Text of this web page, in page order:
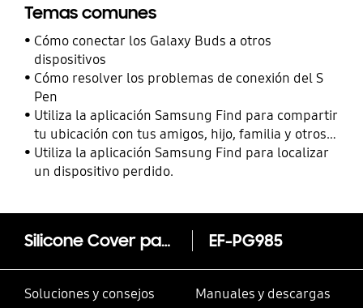
Temas comunes
Cómo conectar los Galaxy Buds a otros
dispositivos
Cómo resolver los problemas de conexión del S
Pen
Utiliza la aplicación Samsung Find para compartir
tu ubicación con tus amigos, hijo, familia y otros
contactos
Utiliza la aplicación Samsung Find para localizar
un dispositivo perdido.
Silicone Cover para Galaxy S20+ EF-PG985
Soluciones y consejos Manuales y descargas